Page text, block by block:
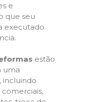
e
que seu
executado
estão
uma
incluindo